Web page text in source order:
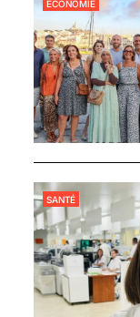
ECONOMIE
SANTÉ